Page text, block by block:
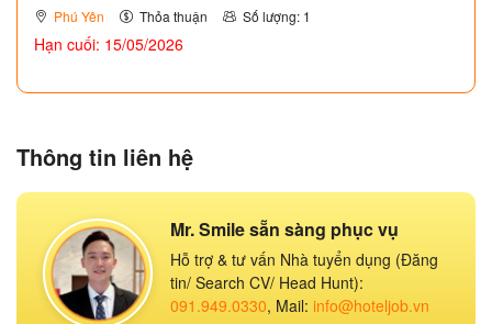
Phú Yên Thỏa thuận Số lượng: 1
Hạn cuối: 15/05/2026
Thông tin liên hệ
Mr. Smile sẵn sàng phục vụ
Hỗ trợ & tư vấn Nhà tuyển dụng (Đăng
tin/ Search CV/ Head Hunt):
091.949.0330, Mail: info@hoteljob.vn